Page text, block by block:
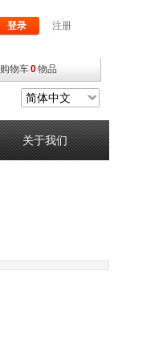
登录 注册
购物车0物品
简体中文
关于我们